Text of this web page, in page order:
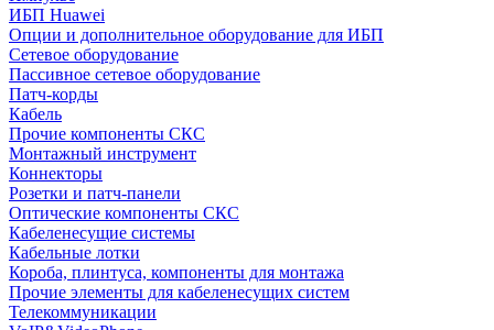
ИБП Huawei
Опции и дополнительное оборудование для ИБП
Сетевое оборудование
Пассивное сетевое оборудование
Патч-корды
Кабель
Прочие компоненты СКС
Монтажный инструмент
Коннекторы
Розетки и патч-панели
Оптические компоненты СКС
Кабеленесущие системы
Кабельные лотки
Короба, плинтуса, компоненты для монтажа
Прочие элементы для кабеленесущих систем
Телекоммуникации